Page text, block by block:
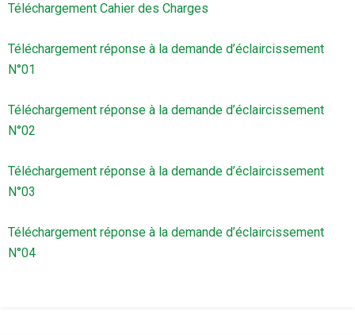
Téléchargement Cahier des Charges
Téléchargement réponse à la demande d’éclaircissement
N°01
Téléchargement réponse à la demande d’éclaircissement
N°02
Téléchargement réponse à la demande d’éclaircissement
N°03
Téléchargement réponse à la demande d’éclaircissement
N°04